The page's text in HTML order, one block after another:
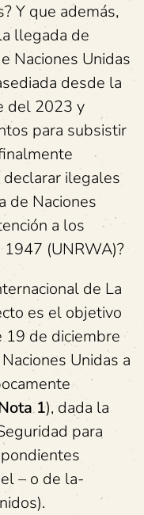
Y que además,
llegada de
Naciones Unidas
desde la
del 2023 y
para subsistir
ilegales
de Naciones
a los
(UNRWA)?
de La
es el objetivo
19 de diciembre
Unidas a
1), dada la
para
– o de la-